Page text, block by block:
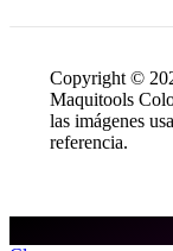
Copyright ©
Maquitools
las imágenes
referencia.